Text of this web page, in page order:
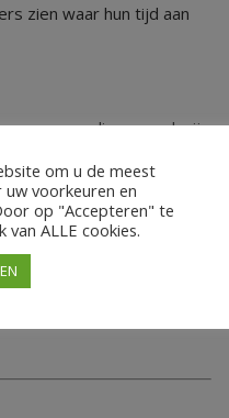
zien waar hun tijd aan
mensen die op zoek zijn
eigenlijk is dus
te woord te staan
Hardenberg. Tijdens
voorzitter leest u via
om u de meest
voorkeuren en
op "Accepteren" te
ALLE cookies.